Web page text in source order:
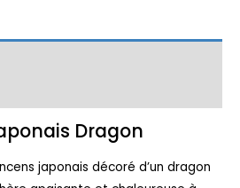
Dragon
japonais décoré d’un dragon